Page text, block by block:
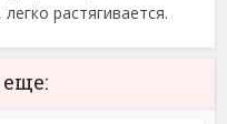
растягивается.